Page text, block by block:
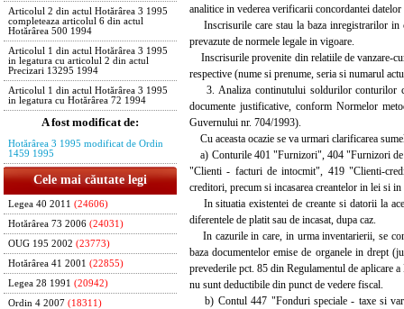
Articolul 2 din actul Hotărârea 3 1995
completeaza articolul 6 din actul
Hotărârea 500 1994
Articolul 1 din actul Hotărârea 3 1995
in legatura cu articolul 2 din actul
Precizari 13295 1994
Articolul 1 din actul Hotărârea 3 1995
in legatura cu Hotărârea 72 1994
A fost modificat de:
Hotărârea 3 1995 modificat de Ordin
1459 1995
Cele mai căutate legi
Legea 40 2011 (24606)
Hotărârea 73 2006 (24031)
OUG 195 2002 (23773)
Hotărârea 41 2001 (22855)
Legea 28 1991 (20942)
Ordin 4 2007 (18311)
analitice in vederea verificarii concordantei
Inscrisurile care stau la baza inregistrarilor in
prevazute de normele legale in vigoare.
Inscrisurile provenite din relatiile de vanzare-
respective (nume si prenume, seria si numarul
3. Analiza continutului soldurilor conturilor
documente justificative, conform Normelor
Guvernului nr. 704/1993).
Cu aceasta ocazie se va urmari clarificarea
a) Conturile 401 "Furnizori", 404 "Furnizori
"Clienti - facturi de intocmit", 419 "Clienti-
creditori, precum si incasarea creantelor in lei si in
In situatia existentei de creante si datorii la
diferentele de platit sau de incasat, dupa caz.
In cazurile in care, in urma inventarierii, se
baza documentelor emise de organele in drept
prevederile pct. 85 din Regulamentul de aplicare
nu sunt deductibile din punct de vedere fiscal.
b) Contul 447 "Fonduri speciale - taxe si